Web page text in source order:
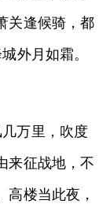
关逢候骑，都
外月如霜。
万里，吹度
来征战地，不
高楼当此夜，